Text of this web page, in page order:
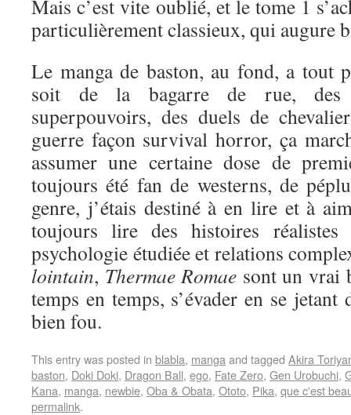
Mais c’est vite oublié, et le tome 1
particulièrement classieux, qui augure
Le manga de baston, au fond, a tout
soit de la bagarre de rue, des
superpouvoirs, des duels de
guerre façon survival horror, ça
assumer une certaine dose de
toujours été fan de westerns, de
genre, j’étais destiné à en lire et à
toujours lire des histoires
psychologie étudiée et relations
lointain, Thermae Romae sont un vrai
temps en temps, s’évader en se jetant
bien fou.
This entry was posted in blabla, manga and tagged Akira
baston, Doki Doki, Dragon Ball, ego, Fate Zero, Gen Urobuchi,
Kana, manga, newbie, Oba & Obata, Ototo, Pika, que c'est
permalink.